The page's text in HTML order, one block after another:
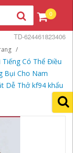
0
Có Thể Điều
Bụi Cho Nam
Dễ Thở kf94 khẩu
TD-624461823406